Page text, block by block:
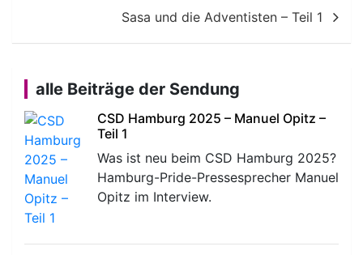
Sasa und die Adventisten – Teil 1
alle Beiträge der Sendung
CSD Hamburg 2025 – Manuel Opitz –
Teil 1
Was ist neu beim CSD Hamburg 2025?
Hamburg-Pride-Pressesprecher Manuel
Opitz im Interview.